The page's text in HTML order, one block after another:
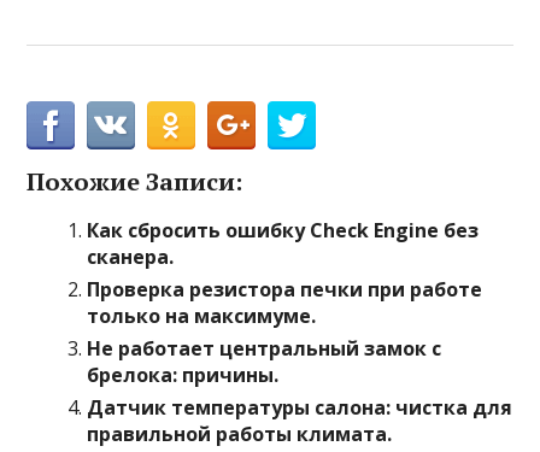
Похожие Записи:
Как сбросить ошибку Check Engine без
сканера.
Проверка резистора печки при работе
только на максимуме.
Не работает центральный замок с
брелока: причины.
Датчик температуры салона: чистка для
правильной работы климата.